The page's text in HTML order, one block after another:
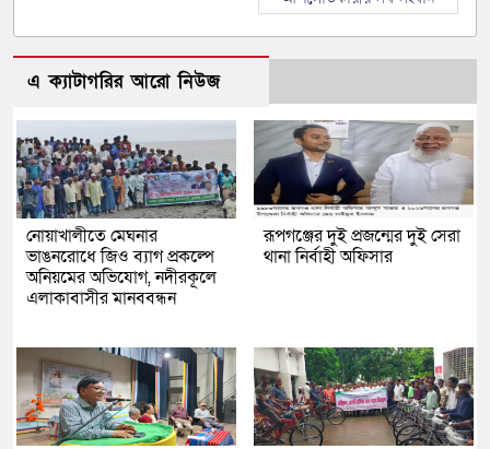
এ ক্যাটাগরির আরো নিউজ
নোয়াখালীতে মেঘনার
ভাঙনরোধে জিও ব্যাগ প্রকল্পে
অনিয়মের অভিযোগ, নদীরকূলে
এলাকাবাসীর মানববন্ধন
রূপগঞ্জের দুই প্রজন্মের দুই সেরা
থানা নির্বাহী অফিসার